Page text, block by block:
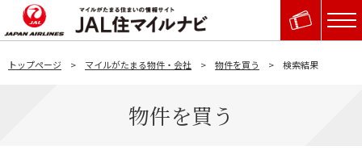
トップページ マイルがたまる物件・会社 物件を買う 検索結果
物件を買う